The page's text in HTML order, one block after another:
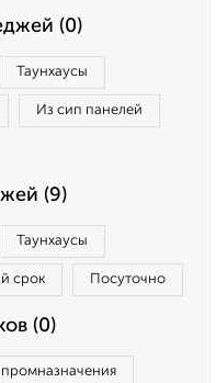
(0)
Таунхаусы
Из сип панелей
(9)
Таунхаусы
срок Посуточно
(0)
промназначения